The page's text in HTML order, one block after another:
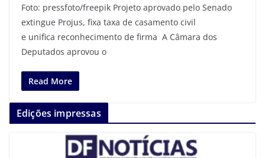
Foto: pressfoto/freepik Projeto aprovado pelo Senado
extingue Projus, fixa taxa de casamento civil
e unifica reconhecimento de firma A Câmara dos
Deputados aprovou o
Read More
Edições impressas